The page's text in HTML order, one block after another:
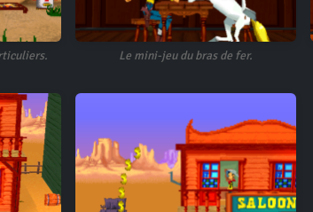
Le mini-jeu du bras de fer.